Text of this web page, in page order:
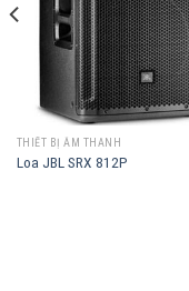
THIẾT BỊ ÂM THANH
Loa JBL SRX 812P